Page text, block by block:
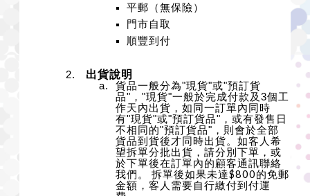
平郵（無保險）
門市自取
順豐到付
出貨說明
貨品一般分為"現貨"或"預訂貨
品"，"現貨"一般於完成付款及3個工
作天內出貨，如同一訂單內同時
有"現貨"或"預訂貨品"，或有發售日
不相同的"預訂貨品"，則會於全部
貨品到貨後才同時出貨。如客人希
望拆單分批出貨，請分別下單，或
於下單後在訂單內的顧客通訊聯絡
我們。 拆單後如果未達$800的免郵
金額，客人需要自行繳付到付運